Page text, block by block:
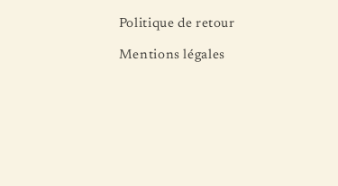
Politique de retour
Mentions légales